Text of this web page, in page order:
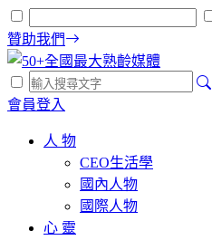
贊助我們
會員登入
人 物
CEO生活學
國內人物
國際人物
心 靈